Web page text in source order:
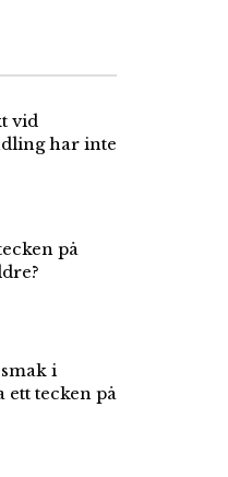
vid
har inte
på
i
tecken på